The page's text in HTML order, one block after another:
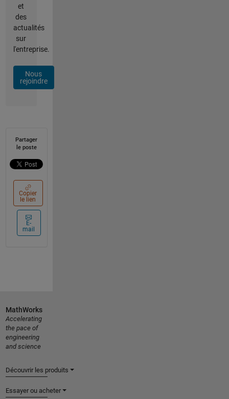
et
des
actualités
sur
l'entreprise.
Nous
rejoindre
Partager
le poste
Copier
le lien
E-
mail
MathWorks
Accelerating
the pace of
engineering
and science
Découvrir les produits
Essayer ou acheter